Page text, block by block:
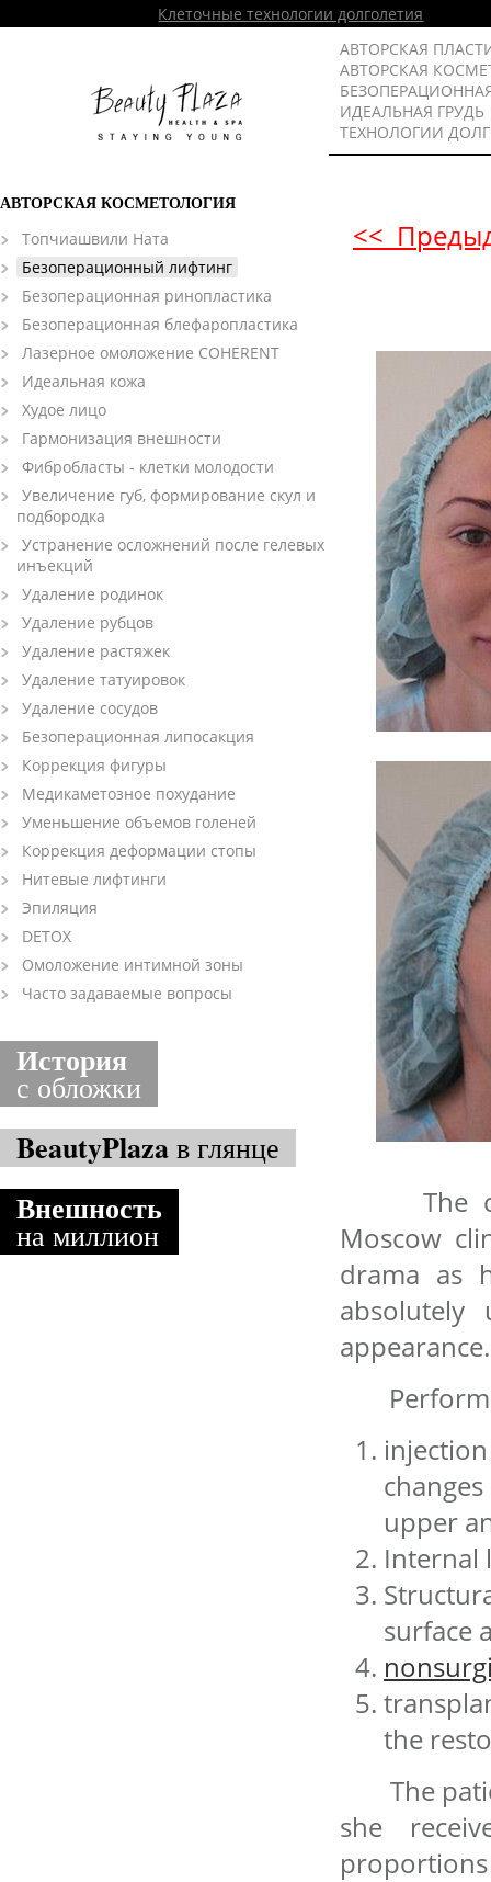
Клеточные технологии долголетия
АВТОРСКАЯ
АВТОРСКАЯ
ИДЕАЛЬНАЯ ГРУДЬ
ТЕХНОЛОГИИ
АВТОРСКАЯ КОСМЕТОЛОГИЯ
Топчиашвили Ната
Безоперационный лифтинг
Безоперационная ринопластика
Безоперационная блефаропластика
Лазерное омоложение COHERENT
Идеальная кожа
Худое лицо
Гармонизация внешности
Фибробласты - клетки молодости
Увеличение губ, формирование скул и
подбородка
Устранение осложнений после гелевых
инъекций
Удаление родинок
Удаление рубцов
Удаление растяжек
Удаление татуировок
Удаление сосудов
Безоперационная липосакция
Коррекция фигуры
Медикаметозное похудание
Уменьшение объемов голеней
Коррекция деформации стопы
Нитевые лифтинги
Эпиляция
DETOX
Омоложение интимной зоны
Часто задаваемые вопросы
История
с обложки
BeautyPlaza в глянце
Внешность
на миллион
<<
The
Moscow
drama as
appearance.
upper
Internal
surface
the
The
she